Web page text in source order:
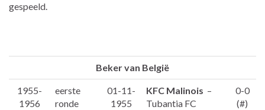
gespeeld.
Beker van België
1955-
1956
eerste
ronde
01-11-
1955
KFC Malinois –
Tubantia FC
0-0
(#)